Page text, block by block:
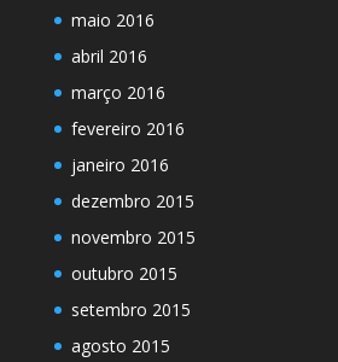
maio 2016
abril 2016
março 2016
fevereiro 2016
janeiro 2016
dezembro 2015
novembro 2015
outubro 2015
setembro 2015
agosto 2015